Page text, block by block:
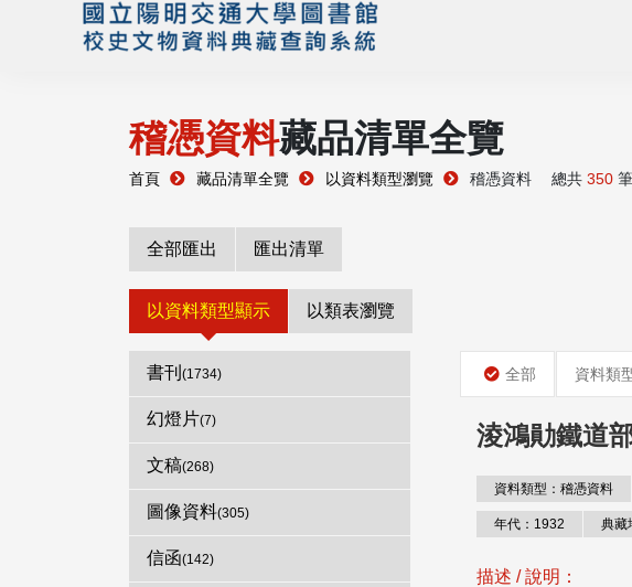
稽憑資料藏品清單全覽
首頁 藏品清單全覽 以資料類型瀏覽 稽憑資料 總共 350
全部匯出 匯出清單
以資料類型顯示 以類表瀏覽
書刊 (1734)
幻燈片(7)
文稿(268)
圖像資料(305)
信函(142)
全部 資料類
淩鴻勛鐵道
資料類型：稽憑資料
年代：1932 典藏
描述 / 說明：